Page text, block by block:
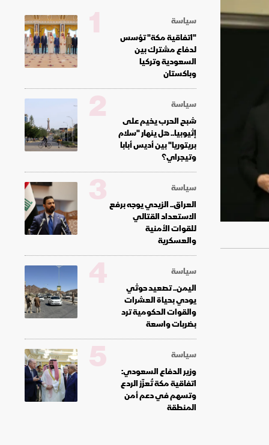
سياسة
"اتفاقية مكة" تؤسس
لدفاع مشترك بين
السعودية وتركيا
وباكستان
1
سياسة
شبح الحرب يخيم على
إثيوبيا.. هل ينهار "سلام
بريتوريا" بين أديس أبابا
وتيجراي؟
2
سياسة
العراق.. الزيدي يوجه برفع
الاستعداد القتالي
للقوات الأمنية
والعسكرية
3
سياسة
اليمن.. تصعيد حوثي
يودي بحياة العشرات
والقوات الحكومية ترد
بضربات واسعة
4
سياسة
وزير الدفاع السعودي:
اتفاقية مكة تُعزّز الردع
وتسهم في دعم أمن
المنطقة
5